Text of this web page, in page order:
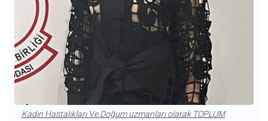
Kadın Hastalıkları Ve Doğum uzmanları olarak TOPLUM